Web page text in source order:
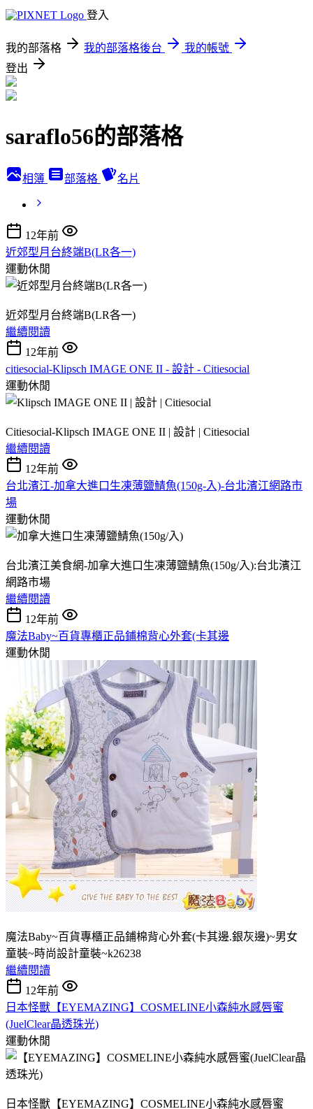
登入
我的部落格 我的部落格後台
我的帳號
登出
saraflo56的部落格
相簿 部落格 名片
12年前
近郊型月台終端B(LR各一)
運動休閒
近郊型月台終端B(LR各一)
繼續閱讀
12年前
citiesocial-Klipsch IMAGE ONE II - 設計 - Citiesocial
運動休閒
Citiesocial-Klipsch IMAGE ONE II | 設計 | Citiesocial
繼續閱讀
12年前
台北濱江-加拿大進口生凍薄鹽鯖魚(150g-入)-台北濱江網路市
場
運動休閒
台北濱江美食網-加拿大進口生凍薄鹽鯖魚(150g/入):台北濱江
網路市場
繼續閱讀
12年前
魔法Baby~百貨專櫃正品鋪棉背心外套(卡其邊
運動休閒
魔法Baby~百貨專櫃正品鋪棉背心外套(卡其邊.銀灰邊)~男女
童裝~時尚設計童裝~k26238
繼續閱讀
12年前
日本怪獸【EYEMAZING】COSMELINE小森純水感唇蜜
(JuelClear晶透珠光)
運動休閒
日本怪獸【EYEMAZING】COSMELINE小森純水感唇蜜